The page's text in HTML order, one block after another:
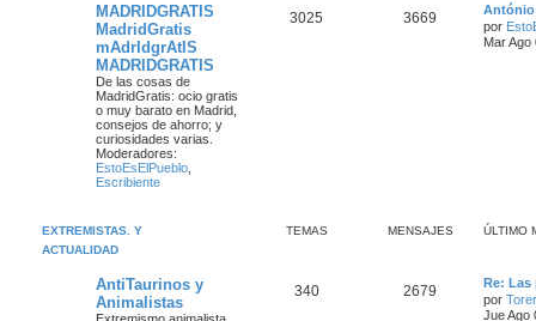
MADRIDGRATIS
MadridGratis
mAdrIdgrAtIS
MADRIDGRATIS
De las cosas de
MadridGratis: ocio gratis
o muy barato en Madrid,
consejos de ahorro; y
curiosidades varias.
Moderadores:
EstoEsElPueblo
Escribiente
3025 3669
por
Mar Ago
EXTREMISTAS. Y
ACTUALIDAD
TEMAS MENSAJES ÚLTIMO
AntiTaurinos y
Animalistas
Extremismo animalista
340 2679
Re:
por
Jue Ago